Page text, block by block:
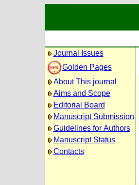
Journal Issues
Golden Pages
About This journal
Aims and Scope
Editorial Board
Manuscript Submission
Guidelines for Authors
Manuscript Status
Contacts